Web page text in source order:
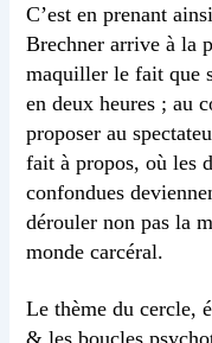
C’est en prenant
Brechner arrive à la
maquiller le fait que
en deux heures ; au
proposer au
fait à propos, où les
confondues
dérouler non pas la
monde carcéral.
Le thème du cercle,
& les boucles